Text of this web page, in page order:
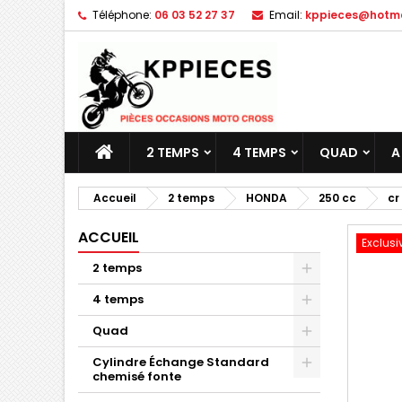
Téléphone: 06 03 52 27 37 Email:
2 TEMPS 4 TEMPS QUAD
Accueil 2 temps HONDA 250 cc cr
ACCUEIL
2 temps
4 temps
Quad
Cylindre Échange Standard
chemisé fonte